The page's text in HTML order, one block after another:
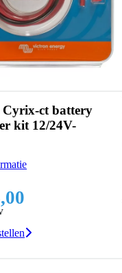
ct battery
kit 12/24V-